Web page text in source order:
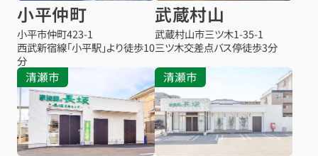
小平仲町
小平市仲町423-1
西武新宿線「小平駅」より徒歩10
分
武蔵村山
武蔵村山市三ツ木1-35-1
三ツ木交差点バス停徒歩3分
清瀬市 清瀬市